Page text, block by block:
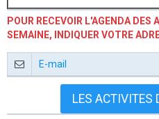
POUR RECEVOIR L'AGENDA
SEMAINE, INDIQUER VOTRE
LES ACTIVITES